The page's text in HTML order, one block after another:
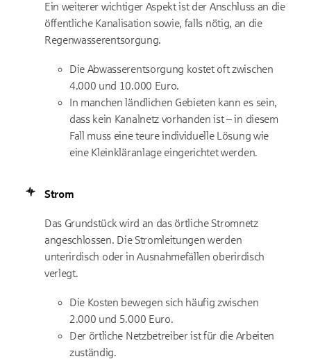
Ein weiterer wichtiger Aspekt ist der Anschluss an die
öffentliche Kanalisation sowie, falls nötig, an die
Regenwasserentsorgung.
Die Abwasserentsorgung kostet oft zwischen
4.000 und 10.000 Euro.
In manchen ländlichen Gebieten kann es sein,
dass kein Kanalnetz vorhanden ist – in diesem
Fall muss eine teure individuelle Lösung wie
eine Kleinkläranlage eingerichtet werden.
Strom
Das Grundstück wird an das örtliche Stromnetz
angeschlossen. Die Stromleitungen werden
unterirdisch oder in Ausnahmefällen oberirdisch
verlegt.
Die Kosten bewegen sich häufig zwischen
2.000 und 5.000 Euro.
Der örtliche Netzbetreiber ist für die Arbeiten
zuständig.